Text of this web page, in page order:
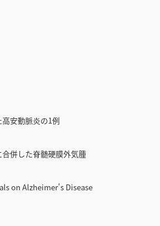
安動脈炎の1例
併した脊髄硬膜外気腫
on Alzheimer's Disease